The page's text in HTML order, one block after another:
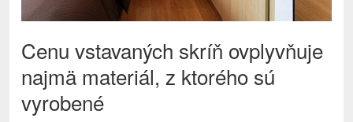
Cenu vstavaných skríň ovplyvňuje
najmä materiál, z ktorého sú
vyrobené